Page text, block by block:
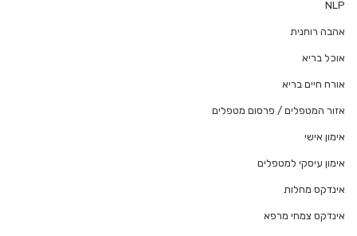
NLP
אהבה רוחנית
אוכל בריא
אורח חיים בריא
אזור המטפלים / פרסום מטפלים
אימון אישי
אימון עיסקי למטפלים
אינדקס מחלות
אינדקס צמחי מרפא